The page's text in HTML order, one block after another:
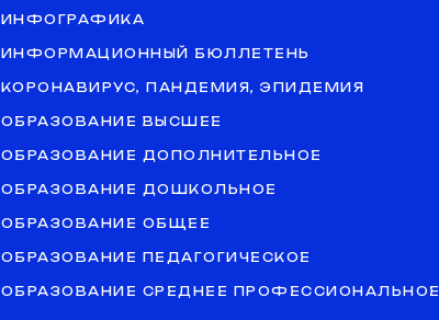
ИНФОГРАФИКА
ИНФОРМАЦИОННЫЙ БЮЛЛЕТЕНЬ
КОРОНАВИРУС, ПАНДЕМИЯ, ЭПИДЕМИЯ
ОБРАЗОВАНИЕ ВЫСШЕЕ
ОБРАЗОВАНИЕ ДОПОЛНИТЕЛЬНОЕ
ОБРАЗОВАНИЕ ДОШКОЛЬНОЕ
ОБРАЗОВАНИЕ ОБЩЕЕ
ОБРАЗОВАНИЕ ПЕДАГОГИЧЕСКОЕ
ОБРАЗОВАНИЕ СРЕДНЕЕ ПРОФЕССИОНАЛЬНОЕ